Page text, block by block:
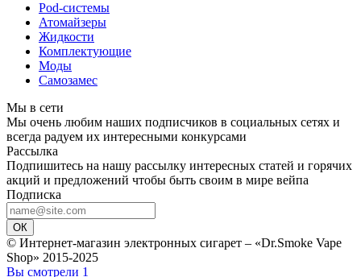
Pod-системы
Атомайзеры
Жидкости
Комплектующие
Моды
Самозамес
Мы в сети
Мы очень любим наших подписчиков в социальных сетях и
всегда радуем их интересными конкурсами
Рассылка
Подпишитесь на нашу рассылку интересных статей и горячих
акций и предложений чтобы быть своим в мире вейпа
Подписка
ОК
© Интернет-магазин электронных сигарет – «Dr.Smoke Vape
Shop» 2015-2025
Вы смотрели 1